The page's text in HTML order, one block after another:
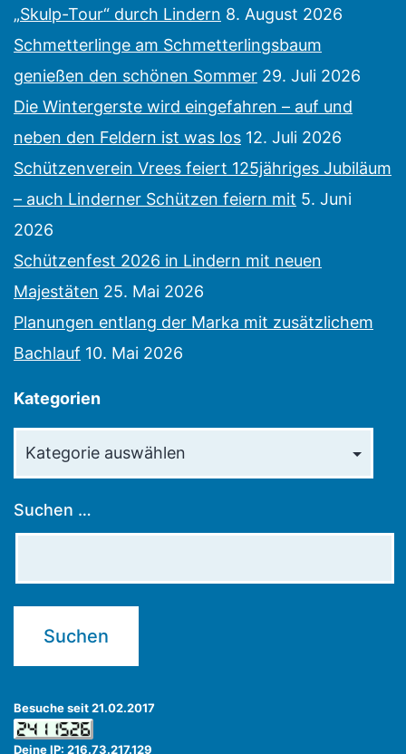
„Skulp-Tour“ durch Lindern 8. August 2026
Schmetterlinge am Schmetterlingsbaum
genießen den schönen Sommer 29. Juli 2026
Die Wintergerste wird eingefahren – auf und
neben den Feldern ist was los 12. Juli 2026
Schützenverein Vrees feiert 125jähriges Jubiläum
– auch Linderner Schützen feiern mit 5. Juni
2026
Schützenfest 2026 in Lindern mit neuen
Majestäten 25. Mai 2026
Planungen entlang der Marka mit zusätzlichem
Bachlauf 10. Mai 2026
Kategorien
Suchen …
Besuche seit 21.02.2017
Deine IP: 216.73.217.129